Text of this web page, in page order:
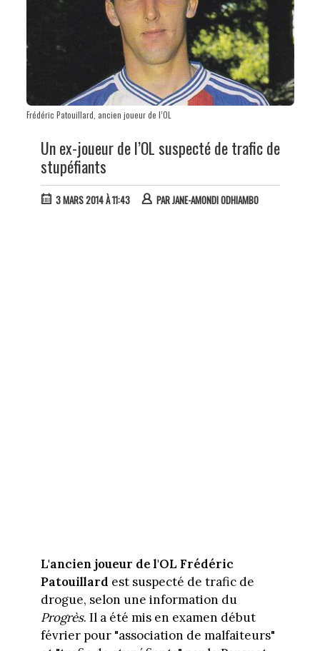
Frédéric Patouillard, ancien joueur de l’OL
Un ex-joueur de l’OL suspecté de trafic de
stupéfiants
3 MARS 2014 À 11:43 PARJANE-AMONDI ODHIAMBO
L'ancien joueur de l'OL Frédéric
Patouillard est suspecté de trafic de
drogue, selon une information du
Progrès. Il a été mis en examen début
février pour "association de malfaiteurs"